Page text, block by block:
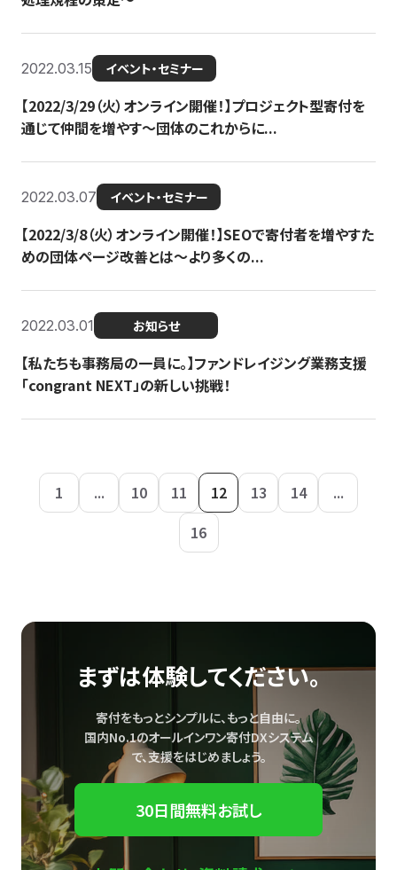
2022.03.15 イベント・セミナー
【2022/3/29（火）オンライン開催！】プロジェクト型寄付を
通じて仲間を増やす～団体のこれからに...
2022.03.07 イベント・セミナー
【2022/3/8（火）オンライン開催！】SEOで寄付者を増やすた
めの団体ページ改善とは～より多くの...
2022.03.01 お知らせ
【私たちも事務局の一員に。】ファンドレイジング業務支援
「congrant NEXT」の新しい挑戦！
1 ... 10 11 12 13 14
...
16
まずは体験してください。
寄付をもっとシンプルに、もっと自由に。
国内No.1のオールインワン寄付DXシステム
で、支援をはじめましょう。
30日間無料お試し